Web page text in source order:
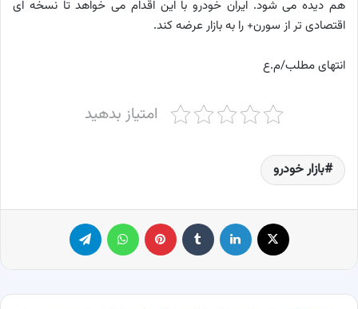
هم دیده می شود. ایران خودرو با این اقدام می خواهد تا نسخه ای
اقتصادی تر از سورن+ را به بازار عرضه کند.
انتهای مطلب/م.ع
امتیاز بدهید
بازار خودرو
لینکدین ‫تامبلر پینترست